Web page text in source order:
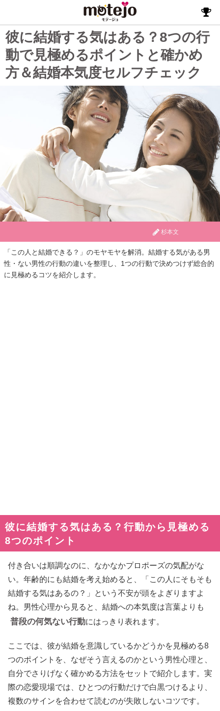
彼に結婚する気はある？8つの行
動で見極めるポイントと確かめ
方＆結婚本気度セルフチェック
杉本文
「この人と結婚できる？」のモヤモヤを解消。結婚する気がある男
性・ない男性の行動の違いを整理し、1つの行動で決めつけず総合的
に見極めるコツを紹介します。
彼に結婚する気はある？行動から見極める
8つのポイント
付き合いは順調なのに、なかなかプロポーズの気配がな
い。年齢的にも結婚を考え始めると、「この人にそもそも
結婚する気はあるの？」という不安が頭をよぎりますよ
ね。男性心理から見ると、結婚への本気度は言葉よりも
普段の何気ない行動にはっきり表れます。
ここでは、彼が結婚を意識しているかどうかを見極める8
つのポイントを、なぜそう言えるのかという男性心理と、
自分でさりげなく確かめる方法をセットで紹介します。実
際の恋愛現場では、ひとつの行動だけで白黒つけるより、
複数のサインを合わせて読むのが失敗しないコツです。